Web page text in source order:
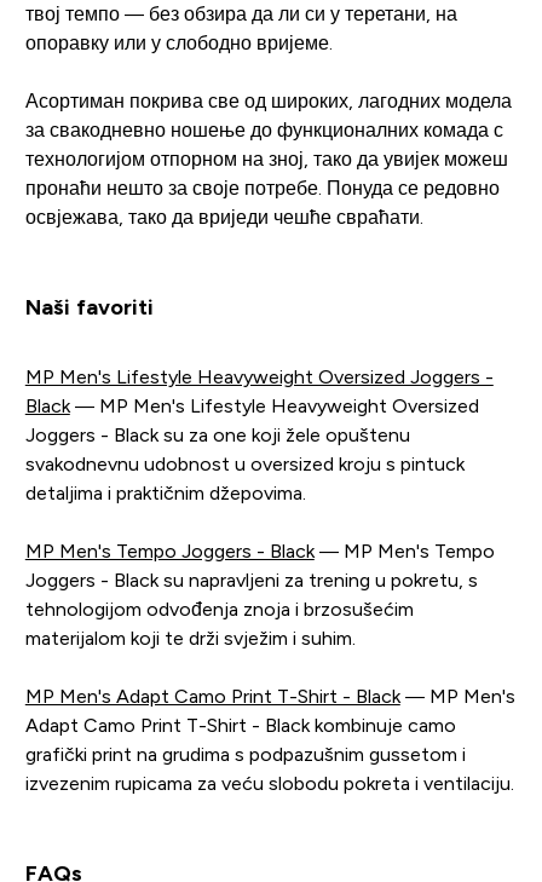
твој темпо — без обзира да ли си у теретани, на
опоравку или у слободно вријеме.
Асортиман покрива све од широких, лагодних модела
за свакодневно ношење до функционалних комада с
технологијом отпорном на зној, тако да увијек можеш
пронаћи нешто за своје потребе. Понуда се редовно
освјежава, тако да вриједи чешће свраћати.
Naši favoriti
MP Men's Lifestyle Heavyweight Oversized Joggers -
Black— MP Men's Lifestyle Heavyweight Oversized
Joggers - Black su za one koji žele opuštenu
svakodnevnu udobnost u oversized kroju s pintuck
detaljima i praktičnim džepovima.
MP Men's Tempo Joggers - Black— MP Men's Tempo
Joggers - Black su napravljeni za trening u pokretu, s
tehnologijom odvođenja znoja i brzosušećim
materijalom koji te drži svježim i suhim.
MP Men's Adapt Camo Print T-Shirt - Black— MP Men's
Adapt Camo Print T-Shirt - Black kombinuje camo
grafički print na grudima s podpazušnim gussetom i
izvezenim rupicama za veću slobodu pokreta i ventilaciju.
FAQs